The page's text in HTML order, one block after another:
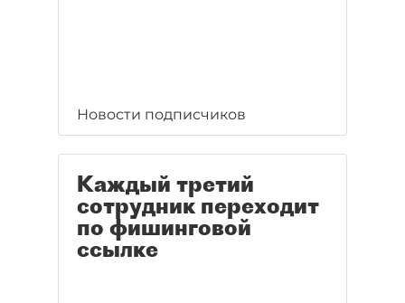
Новости подписчиков
Каждый третий
сотрудник переходит
по фишинговой
ссылке